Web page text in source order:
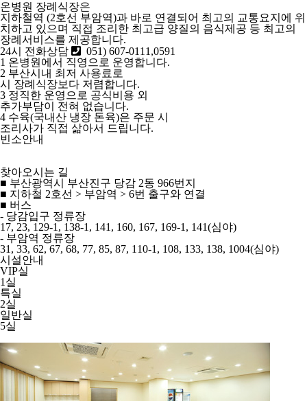
온병원 장례식장은
지하철역 (2호선 부암역)과 바로 연결되어 최고의 교통요지에 위
치하고 있으며 직접 조리한 최고급 양질의 음식제공 등 최고의
장례서비스를 제공합니다.
24시 전화상담
051) 607-0111,0591
1 온병원에서 직영으로 운영합니다.
2 부산시내 최저 사용료로
시 장례식장보다 저렴합니다.
3 정직한 운영으로 공식비용 외
추가부담이 전혀 없습니다.
4 수육(국내산 냉장 돈육)은 주문 시
조리사가 직접 삶아서 드립니다.
빈소안내
찾아오시는 길
■ 부산광역시 부산진구 당감 2동 966번지
■ 지하철 2호선 > 부암역 > 6번 출구와 연결
■ 버스
- 당감입구 정류장
17, 23, 129-1, 138-1, 141, 160, 167, 169-1, 141(심야)
- 부암역 정류장
31, 33, 62, 67, 68, 77, 85, 87, 110-1, 108, 133, 138, 1004(심야)
시설안내
VIP실
1실
특실
2실
일반실
5실